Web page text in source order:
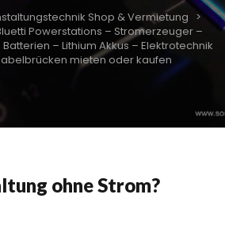
Shop & Vermietung >
Powerstations – Stromerzeuger –
– Lithium Akkus – Elektrotechnik
mieten oder kaufen
ohne Strom?